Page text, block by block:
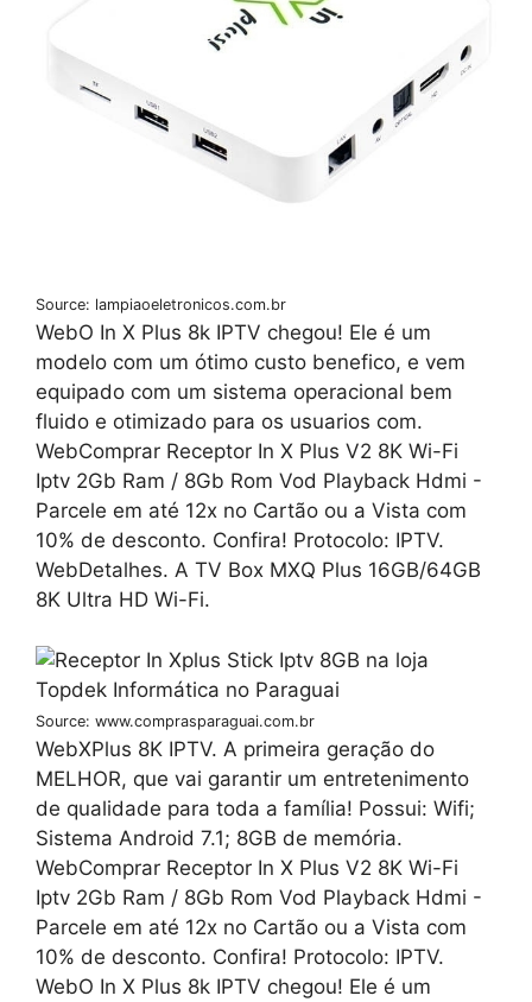
Source: lampiaoeletronicos.com.br
WebO In X Plus 8k IPTV chegou! Ele é um
modelo com um ótimo custo benefico, e vem
equipado com um sistema operacional bem
fluido e otimizado para os usuarios com.
WebComprar Receptor In X Plus V2 8K Wi-Fi
Iptv 2Gb Ram / 8Gb Rom Vod Playback Hdmi -
Parcele em até 12x no Cartão ou a Vista com
10% de desconto. Confira! Protocolo: IPTV.
WebDetalhes. A TV Box MXQ Plus 16GB/64GB
8K Ultra HD Wi-Fi.
Source: www.comprasparaguai.com.br
WebXPlus 8K IPTV. A primeira geração do
MELHOR, que vai garantir um entretenimento
de qualidade para toda a família! Possui: Wifi;
Sistema Android 7.1; 8GB de memória.
WebComprar Receptor In X Plus V2 8K Wi-Fi
Iptv 2Gb Ram / 8Gb Rom Vod Playback Hdmi -
Parcele em até 12x no Cartão ou a Vista com
10% de desconto. Confira! Protocolo: IPTV.
WebO In X Plus 8k IPTV chegou! Ele é um